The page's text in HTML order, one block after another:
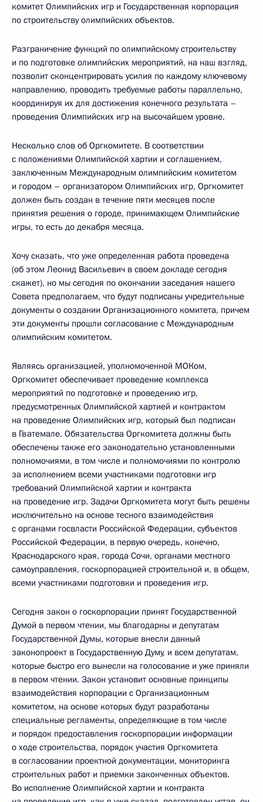
комитет Олимпийских игр и Государственная корпорация
по строительству олимпийских объектов.
Разграничение функций по олимпийскому строительству
и по подготовке олимпийских мероприятий, на наш взгляд,
позволит сконцентрировать усилия по каждому ключевому
направлению, проводить требуемые работы параллельно,
координируя их для достижения конечного результата –
проведения Олимпийских игр на высочайшем уровне.
Несколько слов об Оргкомитете. В соответствии
с положениями Олимпийской хартии и соглашением,
заключенным Международным олимпийским комитетом
и городом – организатором Олимпийских игр, Оргкомитет
должен быть создан в течение пяти месяцев после
принятия решения о городе, принимающем Олимпийские
игры, то есть до декабря месяца.
Хочу сказать, что уже определенная работа проведена
(об этом Леонид Васильевич в своем докладе сегодня
скажет), но мы сегодня по окончании заседания нашего
Совета предполагаем, что будут подписаны учредительные
документы о создании Организационного комитета, причем
эти документы прошли согласование с Международным
олимпийским комитетом.
Являясь организацией, уполномоченной МОКом,
Оргкомитет обеспечивает проведение комплекса
мероприятий по подготовке и проведению игр,
предусмотренных Олимпийской хартией и контрактом
на проведение Олимпийских игр, который был подписан
в Гватемале. Обязательства Оргкомитета должны быть
обеспечены также его законодательно установленными
полномочиями, в том числе и полномочиями по контролю
за исполнением всеми участниками подготовки игр
требований Олимпийской хартии и контракта
на проведение игр. Задачи Оргкомитета могут быть решены
исключительно на основе тесного взаимодействия
с органами госвласти Российской Федерации, субъектов
Российской Федерации, в первую очередь, конечно,
Краснодарского края, города Сочи, органами местного
самоуправления, госкорпорацией строительной и, в общем,
всеми участниками подготовки и проведения игр.
Сегодня закон о госкорпорации принят Государственной
Думой в первом чтении, мы благодарны и депутатам
Государственной Думы, которые внесли данный
законопроект в Государственную Думу, и всем депутатам,
которые быстро его вынесли на голосование и уже приняли
в первом чтении. Закон установит основные принципы
взаимодействия корпорации с Организационным
комитетом, на основе которых будут разработаны
специальные регламенты, определяющие в том числе
и порядок предоставления госкорпорации информации
о ходе строительства, порядок участия Оргкомитета
в согласовании проектной документации, мониторинга
строительных работ и приемки законченных объектов.
Во исполнение Олимпийской хартии и контракта